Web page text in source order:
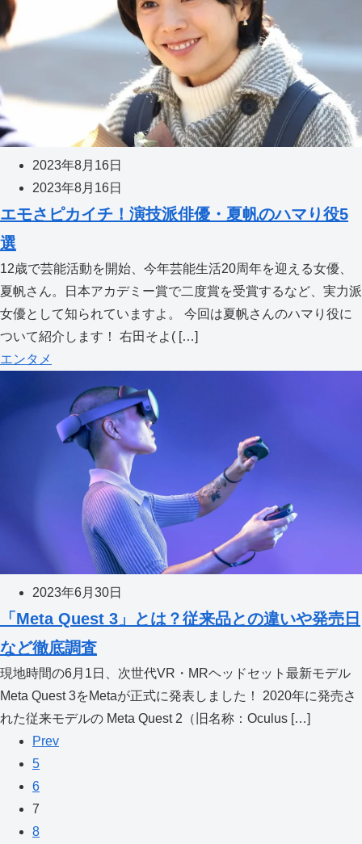
2023年8月16日
2023年8月16日
エモさピカイチ！演技派俳優・夏帆のハマり役5
選
12歳で芸能活動を開始、今年芸能生活20周年を迎える女優、
夏帆さん。日本アカデミー賞で二度賞を受賞するなど、実力派
女優として知られていますよ。 今回は夏帆さんのハマり役に
ついて紹介します！ 右田そよ( […]
エンタメ
2023年6月30日
「Meta Quest 3」とは？従来品との違いや発売日
など徹底調査
現地時間の6月1日、次世代VR・MRヘッドセット最新モデル
Meta Quest 3をMetaが正式に発表しました！ 2020年に発売さ
れた従来モデルの Meta Quest 2（旧名称：Oculus […]
Prev
5
6
7
8